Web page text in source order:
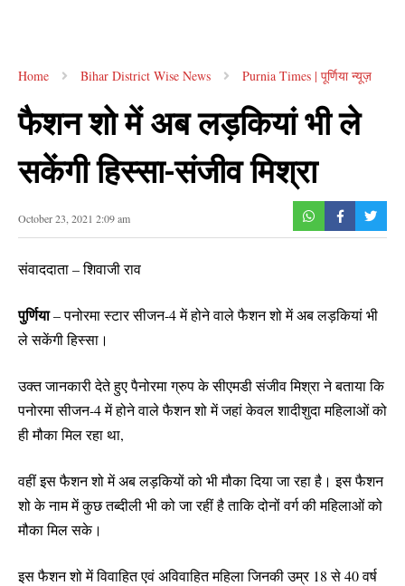
Home Bihar District Wise News Purnia Times | पूर्णिया न्यूज़
फैशन शो में अब लड़कियां भी ले
सकेंगी हिस्सा-संजीव मिश्रा
October 23, 2021 2:09 am
संवाददाता – शिवाजी राव
पुर्णिया– पनोरमा स्टार सीजन-4 में होने वाले फैशन शो में अब लड़कियां भी
ले सकेंगी हिस्सा।
उक्त जानकारी देते हुए पैनोरमा ग्रुप के सीएमडी संजीव मिश्रा ने बताया कि
पनोरमा सीजन-4 में होने वाले फैशन शो में जहां केवल शादीशुदा महिलाओं को
ही मौका मिल रहा था,
वहीं इस फैशन शो में अब लड़कियों को भी मौका दिया जा रहा है। इस फैशन
शो के नाम में कुछ तब्दीली भी को जा रहीं है ताकि दोनों वर्ग की महिलाओं को
मौका मिल सके।
इस फैशन शो में विवाहित एवं अविवाहित महिला जिनकी उम्र 18 से 40 वर्ष